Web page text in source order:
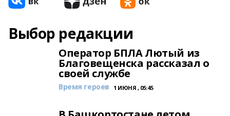
Выбор редакции
Оператор БПЛА Лютый из
Благовещенска рассказал о
своей службе
Время героев 1 ИЮНЯ , 05:45